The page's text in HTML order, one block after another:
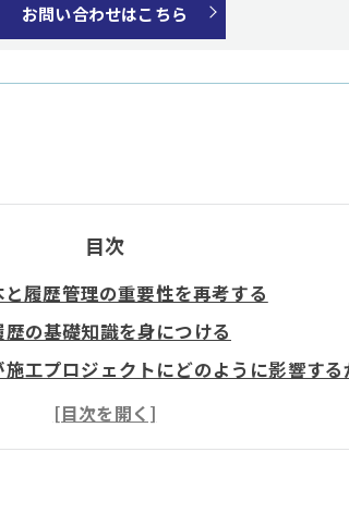
お問い合わせはこちら
目次
履歴管理の重要性を再考する
の基礎知識を身につける
工プロジェクトにどのように影響する
重要性を理解するための具体的な事例
ける履歴管理の最新動向